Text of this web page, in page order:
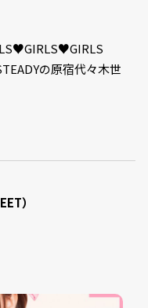
の原宿代々木世
）